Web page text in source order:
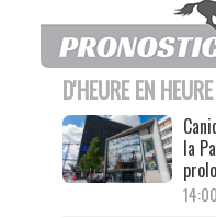
D'HEURE EN HEURE
la
14:00